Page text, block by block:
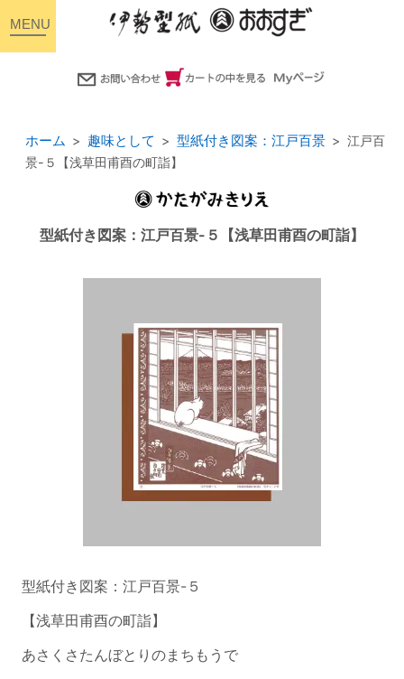
ホーム 趣味として 型紙付き図案：江戸百景
江戸百
景-５【浅草田甫酉の町詣】
型紙付き図案：江戸百景-５【浅草田甫酉の町詣】
型紙付き図案：江戸百景-５
【浅草田甫酉の町詣】
あさくさたんぼとりのまちもうで
toggle
navigation